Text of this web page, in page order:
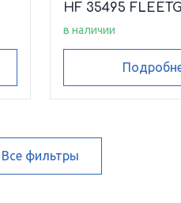
HF 35495
в наличии
Все фильтры